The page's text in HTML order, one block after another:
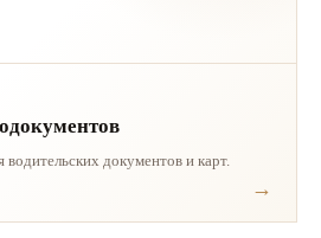
документов и карт.